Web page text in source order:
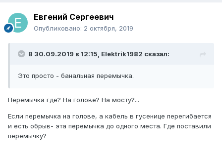
Евгений Сергеевич
Опубликовано: 2 октября, 2019
В 30.09.2019 в 12:15, Elektrik1982 сказал:
Это просто - банальная перемычка.
Перемычка где? На голове? На мосту?...
Если перемычка на голове, а кабель в гусенице перегибается
и есть обрыв- эта перемычка до одного места. Где поставили
перемычку?